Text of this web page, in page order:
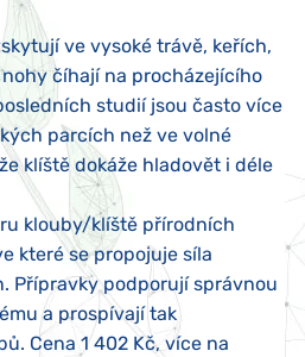
ve vysoké trávě, keřích,
číhají na procházejícího
studií jsou často více
parcích než ve volné
klíště dokáže hladovět i déle
klouby/klíště přírodních
které se propojuje síla
Přípravky podporují správnou
a prospívají tak
Cena 1 402 Kč, více na